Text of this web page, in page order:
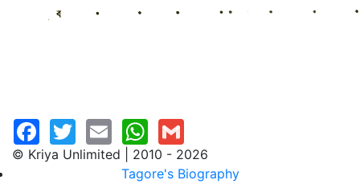
© Kriya Unlimited | 2010 - 2026
Tagore's Biography